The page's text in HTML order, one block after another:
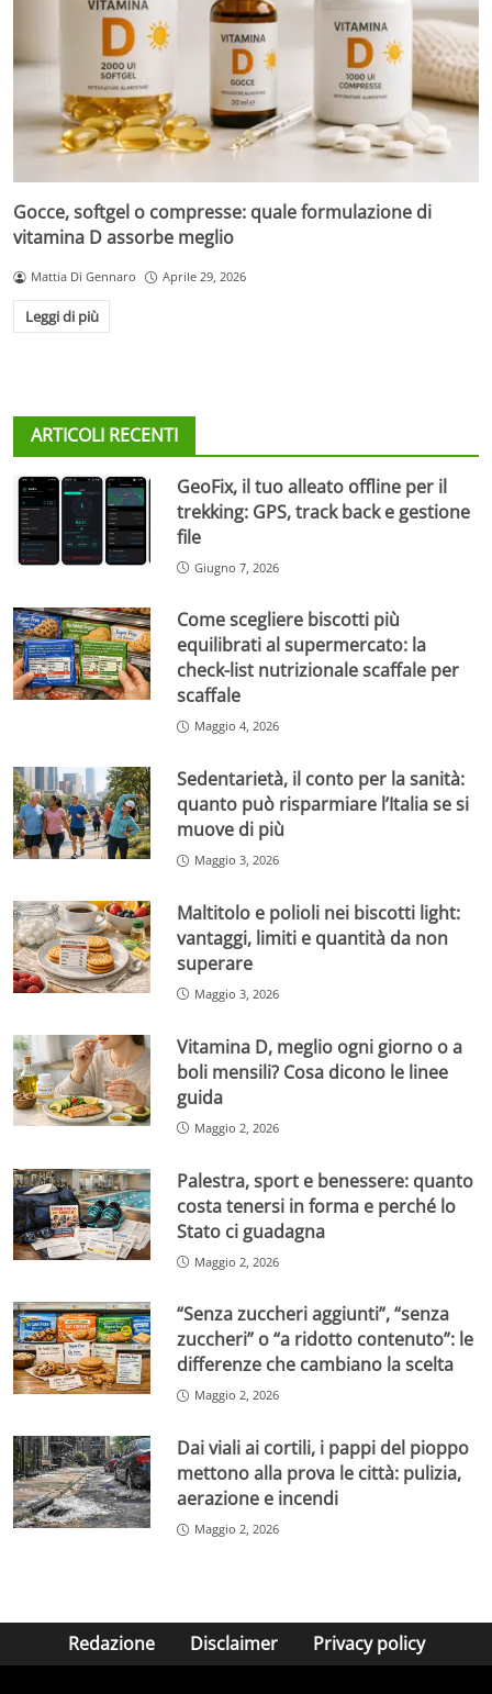
Gocce, softgel o compresse: quale formulazione di
vitamina D assorbe meglio
Mattia Di Gennaro Aprile 29, 2026
Leggi di più
ARTICOLI RECENTI
GeoFix, il tuo alleato offline per il
trekking: GPS, track back e gestione
file
Giugno 7, 2026
Come scegliere biscotti più
equilibrati al supermercato: la
check-list nutrizionale scaffale per
scaffale
Maggio 4, 2026
Sedentarietà, il conto per la sanità:
quanto può risparmiare l’Italia se si
muove di più
Maggio 3, 2026
Maltitolo e polioli nei biscotti light:
vantaggi, limiti e quantità da non
superare
Maggio 3, 2026
Vitamina D, meglio ogni giorno o a
boli mensili? Cosa dicono le linee
guida
Maggio 2, 2026
Palestra, sport e benessere: quanto
costa tenersi in forma e perché lo
Stato ci guadagna
Maggio 2, 2026
“Senza zuccheri aggiunti”, “senza
zuccheri” o “a ridotto contenuto”: le
differenze che cambiano la scelta
Maggio 2, 2026
Dai viali ai cortili, i pappi del pioppo
mettono alla prova le città: pulizia,
aerazione e incendi
Maggio 2, 2026
Redazione Disclaimer Privacy policy